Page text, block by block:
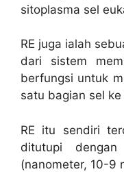
sitoplasma sel
RE juga ialah
dari sistem
berfungsi untuk
satu bagian sel
RE itu sendiri
ditutupi
(nanometer, 10-9